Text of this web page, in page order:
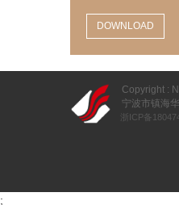
DOWNLOAD
Copyright :
宁波市镇海华
浙ICP备
;